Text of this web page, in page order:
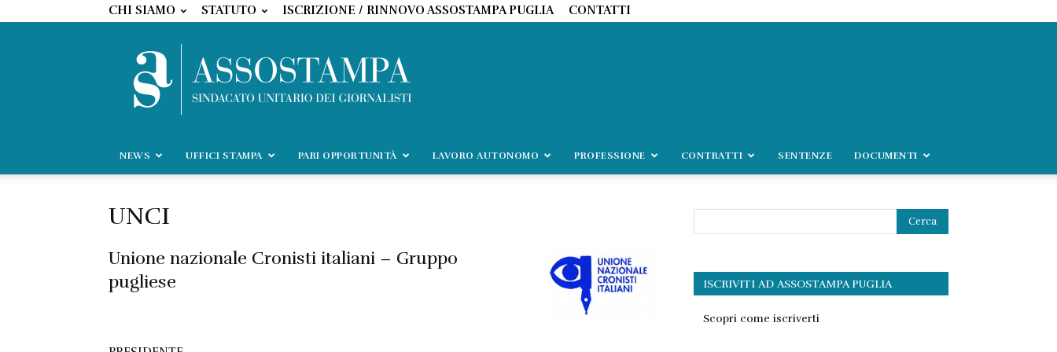
CHI SIAMO STATUTO ISCRIZIONE / RINNOVO ASSOSTAMPA PUGLIA CONTATTI
NEWS UFFICI STAMPA PARI OPPORTUNITÀ LAVORO AUTONOMO PROFESSIONE CONTRATTI SENTENZE DOCUMENTI
UNCI
Unione nazionale Cronisti italiani – Gruppo
pugliese
ISCRIVITI AD ASSOSTAMPA PUGLIA
Scopri come iscriverti